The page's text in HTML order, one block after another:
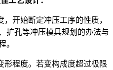
开始断定冲压工序的性质，
扩孔等冲压模具规划的办法与
。
程度。若变构成度超过极限